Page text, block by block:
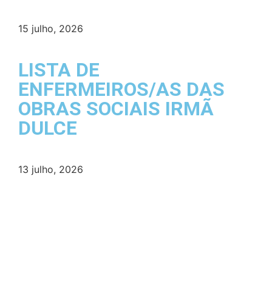
15 julho, 2026
LISTA DE
ENFERMEIROS/AS DAS
OBRAS SOCIAIS IRMÃ
DULCE
13 julho, 2026